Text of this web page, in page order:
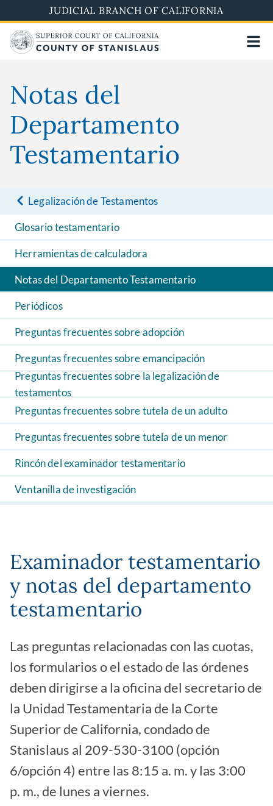
to
main
content
JUDICIAL BRANCH OF CALIFORNIA
Notas del
Departamento
Testamentario
Legalización de Testamentos
Glosario testamentario
Herramientas de calculadora
Notas del Departamento Testamentario
Periódicos
Preguntas frecuentes sobre adopción
Preguntas frecuentes sobre emancipación
Preguntas frecuentes sobre la legalización de
testamentos
Preguntas frecuentes sobre tutela de un adulto
Preguntas frecuentes sobre tutela de un menor
Rincón del examinador testamentario
Ventanilla de investigación
Examinador testamentario
y notas del departamento
testamentario
Las preguntas relacionadas con las cuotas,
los formularios o el estado de las órdenes
deben dirigirse a la oficina del secretario de
la Unidad Testamentaria de la Corte
Superior de California, condado de
Stanislaus al 209-530-3100 (opción
6/opción 4) entre las 8:15 a. m. y las 3:00
p. m., de lunes a viernes.